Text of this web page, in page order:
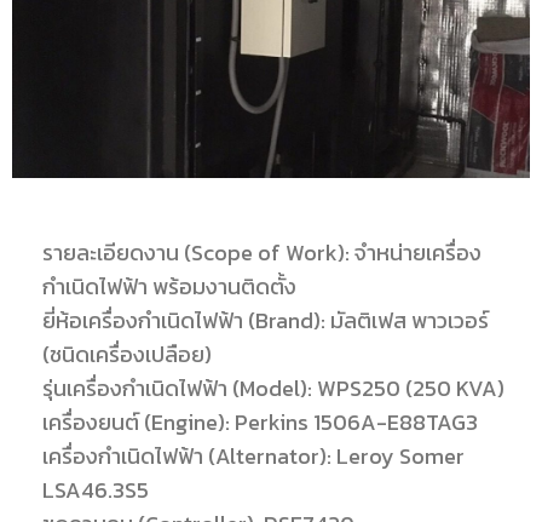
รายละเอียดงาน (Scope of Work): จำหน่ายเครื่อง
กำเนิดไฟฟ้า พร้อมงานติดตั้ง
ยี่ห้อเครื่องกำเนิดไฟฟ้า (Brand): มัลติเฟส พาวเวอร์
(ชนิดเครื่องเปลือย)
รุ่นเครื่องกำเนิดไฟฟ้า (Model): WPS250 (250 KVA)
เครื่องยนต์ (Engine): Perkins 1506A-E88TAG3
เครื่องกำเนิดไฟฟ้า (Alternator): Leroy Somer
LSA46.3S5